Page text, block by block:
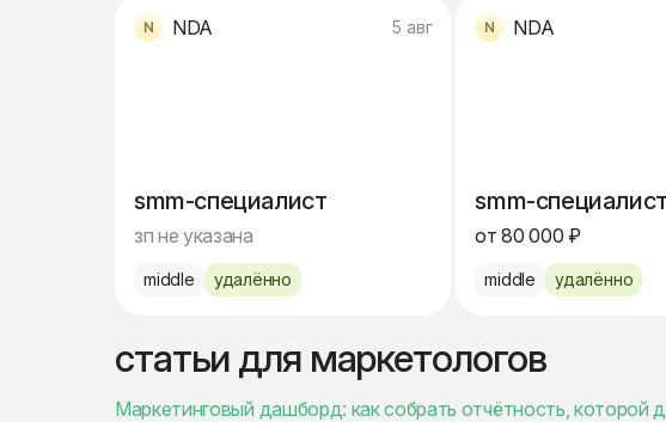
NDA 5 авг
smm-специалист
зп не указана
middle удалённо
NDA
smm-специалист
от 80 000 ₽
middle удалённо
статьи для маркетологов
Маркетинговый дашборд: как собрать отчётность, которой